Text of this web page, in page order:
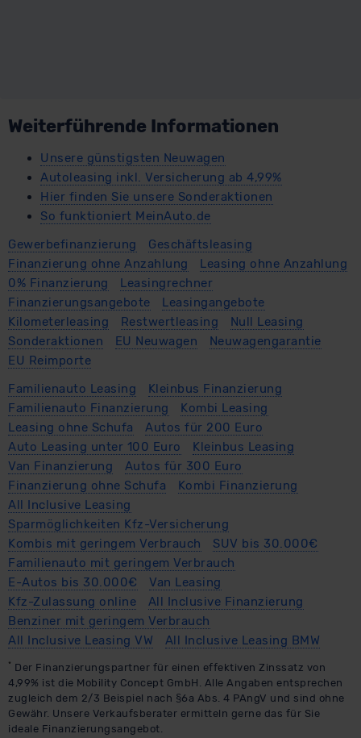
Weiterführende Informationen
Unsere günstigsten Neuwagen
Autoleasing inkl. Versicherung ab 4,99%
Hier finden Sie unsere Sonderaktionen
So funktioniert MeinAuto.de
Gewerbefinanzierung
Geschäftsleasing
Finanzierung ohne Anzahlung
Leasing ohne Anzahlung
0% Finanzierung
Leasingrechner
Finanzierungsangebote
Leasingangebote
Kilometerleasing
Restwertleasing
Null Leasing
Sonderaktionen
EU Neuwagen
Neuwagengarantie
EU Reimporte
Familienauto Leasing
Kleinbus Finanzierung
Familienauto Finanzierung
Kombi Leasing
Leasing ohne Schufa
Autos für 200 Euro
Auto Leasing unter 100 Euro
Kleinbus Leasing
Van Finanzierung
Autos für 300 Euro
Finanzierung ohne Schufa
Kombi Finanzierung
All Inclusive Leasing
Sparmöglichkeiten Kfz-Versicherung
Kombis mit geringem Verbrauch
SUV bis 30.000€
Familienauto mit geringem Verbrauch
E-Autos bis 30.000€
Van Leasing
Kfz-Zulassung online
All Inclusive Finanzierung
Benziner mit geringem Verbrauch
All Inclusive Leasing VW
All Inclusive Leasing BMW
* Der Finanzierungspartner für einen effektiven Zinssatz von
4,99% ist die Mobility Concept GmbH. Alle Angaben entsprechen
zugleich dem 2/3 Beispiel nach §6a Abs. 4 PAngV und sind ohne
Gewähr. Unsere Verkaufsberater ermitteln gerne das für Sie
ideale Finanzierungsangebot.